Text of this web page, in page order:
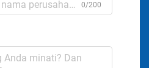
0/200